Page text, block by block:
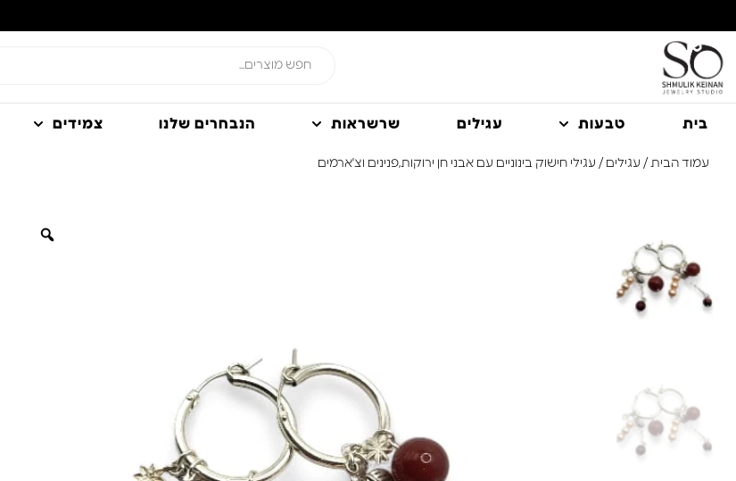
בית טבעות עגילים שרשראות הנבחרים שלנו צמידים
עמוד הבית / עגילים / עגילי חישוק בינוניים עם אבני חן ירוקות,פנינים וצ'ארמים